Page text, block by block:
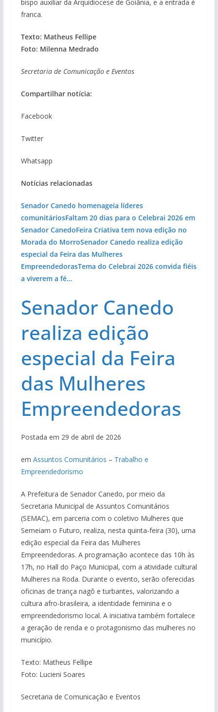
bispo auxiliar da Arquidiocese de Goiânia, e a entrada é
franca.
Texto: Matheus Fellipe
Foto: Milenna Medrado
Secretaria de Comunicação e Eventos
Compartilhar notícia:
Facebook
Twitter
Whatsapp
Notícias relacionadas
Senador Canedo homenageia líderes
comunitáriosFaltam 20 dias para o Celebrai 2026 em
Senador CanedoFeira Criativa tem nova edição no
Morada do MorroSenador Canedo realiza edição
especial da Feira das Mulheres
EmpreendedorasTema do Celebrai 2026 convida fiéis
a viverem a fé…
Senador Canedo
realiza edição
especial da Feira
das Mulheres
Empreendedoras
Postada em 29 de abril de 2026
em Assuntos Comunitários – Trabalho e
Empreendedorismo
A Prefeitura de Senador Canedo, por meio da
Secretaria Municipal de Assuntos Comunitários
(SEMAC), em parceria com o coletivo Mulheres que
Semeiam o Futuro, realiza, nesta quinta-feira (30), uma
edição especial da Feira das Mulheres
Empreendedoras. A programação acontece das 10h às
17h, no Hall do Paço Municipal, com a atividade cultural
Mulheres na Roda. Durante o evento, serão oferecidas
oficinas de trança nagô e turbantes, valorizando a
cultura afro-brasileira, a identidade feminina e o
empreendedorismo local. A iniciativa também fortalece
a geração de renda e o protagonismo das mulheres no
município.
Texto: Matheus Fellipe
Foto: Lucieni Soares
Secretaria de Comunicação e Eventos